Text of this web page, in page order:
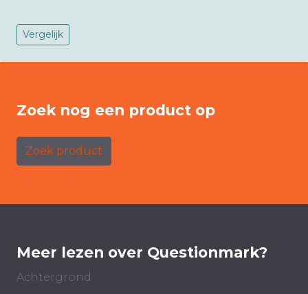
Vergelijk
Zoek nog een product op
Zoek product
Meer lezen over Questionmark?
Achtergrond